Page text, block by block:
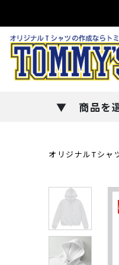
商品を
オリジナルTシャ